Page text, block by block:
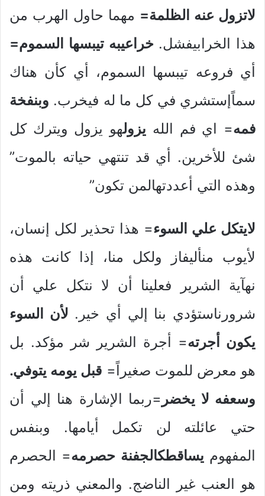
لاتزول عنه الظلمة= مهما حاول الهرب من
هذا الخرابيفشل. خراعيبه تيبسها السموم=
أي فروعه تيبسها السموم، أي كأن هناك
سماًإستشري في كل ما له فيخرب. وبنفخة
فمه= اي فم الله يزولهو يزول ويترك كل
شئ للأخرين. أي قد تنتهي حياته بالموت”
وهذه التي أعددتهالمن تكون”
لايتكل علي السوء= هذا تحذير لكل إنسان،
لأيوب منأليفاز ولكل منا، إذا كانت هذه
نهآية الشرير فعلينا أن لا نتكل علي أن
شرورناستؤدي بنا إلي أي خير. لأن السوء
يكون أجرته= أجرة الشرير شر مؤكد. بل
هو معرض للموت صغيراً= قبل يومه يتوفي.
وسعفه لا يخضر =ربما الإشارة هنا إلي أن
حتي عائلته لن تكمل أيامها. وبنفس
المفهوم يساقطكالجفنة حصرمه= الحصرم
هو العنب غير الناضج. والمعني ذريته ومن